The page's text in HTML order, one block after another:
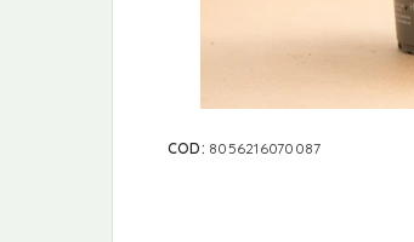
COD: 8056216070087